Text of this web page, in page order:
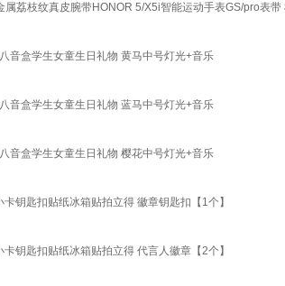
荔枝纹真皮腕带HONOR 5/X5i智能运动手表GS/pro表
音盒学生女童生日礼物 黄马中号灯光+音乐
音盒学生女童生日礼物 蓝马中号灯光+音乐
音盒学生女童生日礼物 樱花中号灯光+音乐
钥匙扣贴纸冰箱贴拍立得 徽章钥匙扣【1个】
钥匙扣贴纸冰箱贴拍立得 代言人徽章【2个】